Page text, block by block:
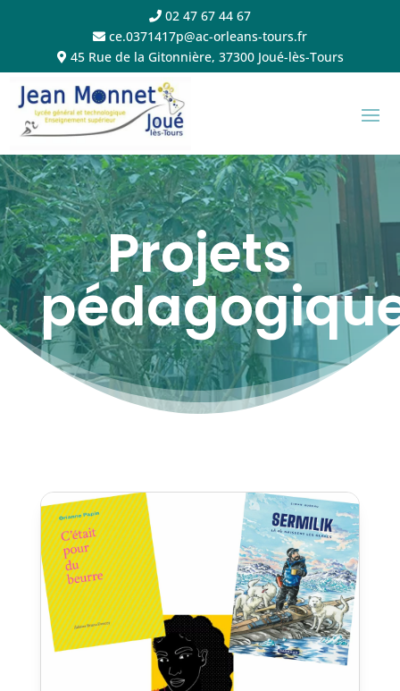
02 47 67 44 67
ce.0371417p@ac-orleans-tours.fr
45 Rue de la Gitonnière, 37300 Joué-lès-Tours
Projets